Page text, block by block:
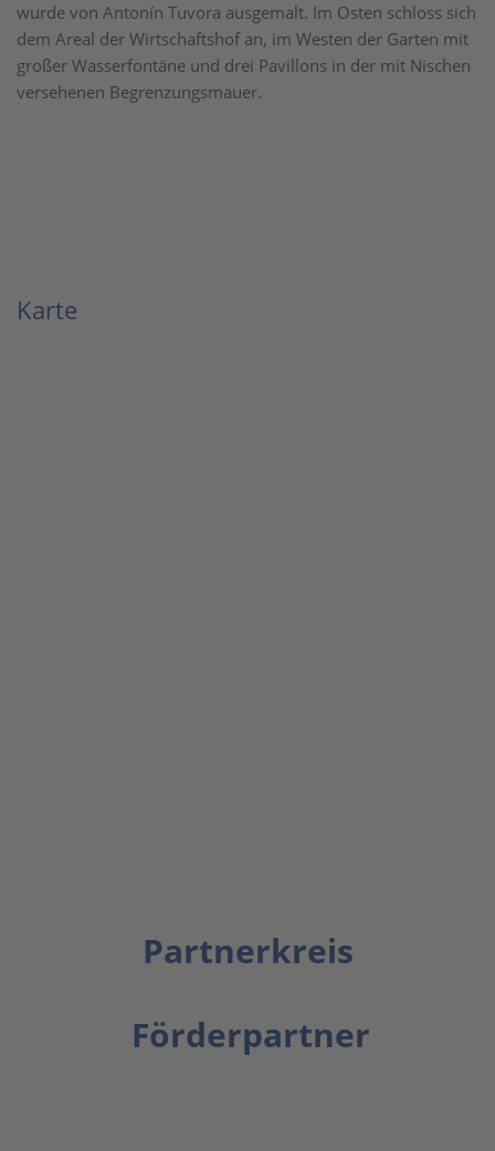
wurde von Antonín Tuvora ausgemalt. Im Osten schloss sich
dem Areal der Wirtschaftshof an, im Westen der Garten mit
großer Wasserfontäne und drei Pavillons in der mit Nischen
versehenen Begrenzungsmauer.
Karte
Partnerkreis
Förderpartner